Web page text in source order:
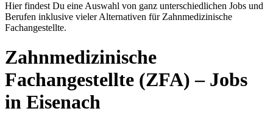
Hier findest Du eine Auswahl von ganz unterschiedlichen Jobs und
Berufen inklusive vieler Alternativen für Zahnmedizinische
Fachangestellte.
Zahnmedizinische
Fachangestellte (ZFA) – Jobs
in Eisenach